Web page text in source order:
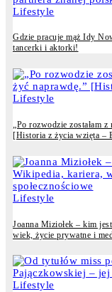
Lifestyle
Gdzie pracuje mąż Idy
tancerki i aktorki!
Lifestyle
„Po rozwodzie zostałam
[Historia z życia wzięta –
Lifestyle
Joanna Miziołek – kim
wiek, życie prywatne i
Lifestyle